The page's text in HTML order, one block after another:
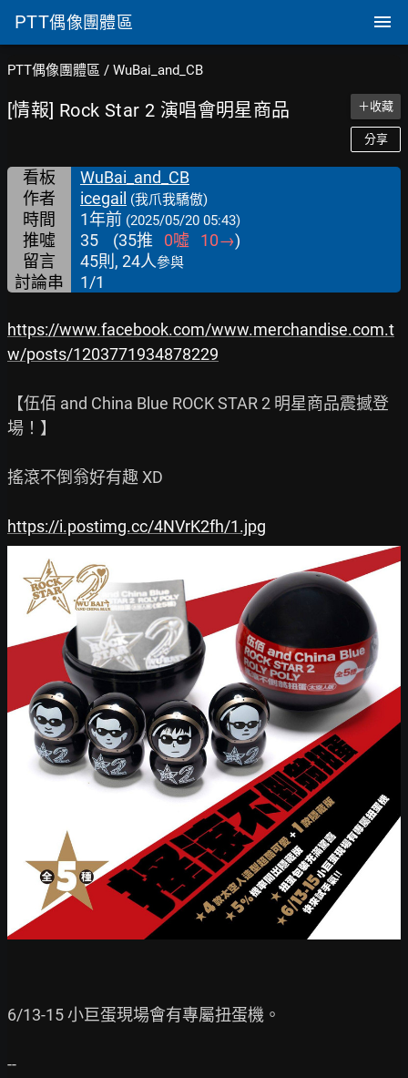
PTT偶像團體區
PTT偶像團體區 / WuBai_and_CB
[情報] Rock Star 2 演唱會明星商品 ＋收藏
分享
看板
WuBai_and_CB
作者
icegail (我爪我驕傲)
時間 1年前 (2025/05/20 05:43)
推噓 35 (35推 0噓 10→)
留言
45則, 24人參與
討論串 1/1
https://www.facebook.com/www.merchandise.com.t
w/posts/1203771934878229
【伍佰 and China Blue ROCK STAR 2 明星商品震撼登
場！】
搖滾不倒翁好有趣 XD
https://i.postimg.cc/4NVrK2fh/1.jpg
6/13-15 小巨蛋現場會有專屬扭蛋機。